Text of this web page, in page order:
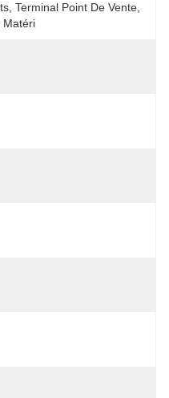
Terminal Point De Vente,
Matéri